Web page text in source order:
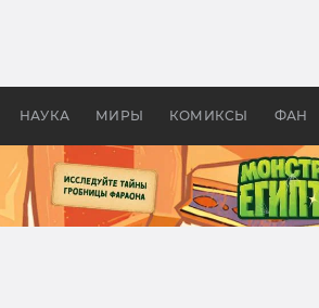
НАУКА МИРЫ КОМИКСЫ ФАН
бы «Властелина колец»